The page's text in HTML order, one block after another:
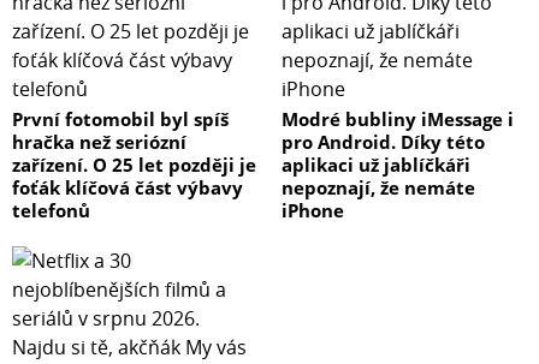
První fotomobil byl spíš
hračka než seriózní
zařízení. O 25 let později je
foťák klíčová část výbavy
telefonů
Modré bubliny iMessage i
pro Android. Díky této
aplikaci už jablíčkáři
nepoznají, že nemáte
iPhone